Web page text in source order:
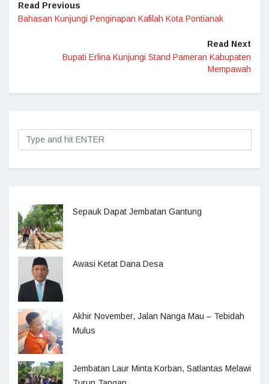
Read Previous
Bahasan Kunjungi Penginapan Kafilah Kota Pontianak
Read Next
Bupati Erlina Kunjungi Stand Pameran Kabupaten
Mempawah
Sepauk Dapat Jembatan Gantung
Awasi Ketat Dana Desa
Akhir November, Jalan Nanga Mau – Tebidah
Mulus
Jembatan Laur Minta Korban, Satlantas Melawi